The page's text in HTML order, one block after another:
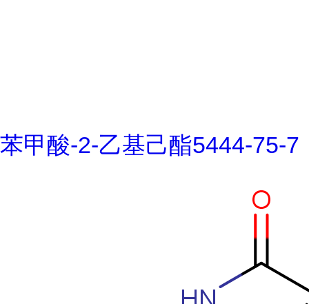
苯甲酸-2-乙基己酯5444-75-7